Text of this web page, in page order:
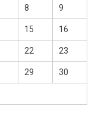
8 9
15 16
22 23
29 30